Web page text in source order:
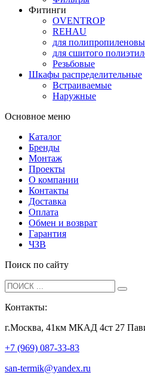
Фитинги
OVENTROP
REHAU
для
для сшитого
Резьбовые
Шкафы распределительные
Встраиваемые
Наружные
Основное меню
Каталог
Бренды
Монтаж
Проекты
О компании
Контакты
Доставка
Оплата
Обмен и возврат
Гарантия
ЧЗВ
Поиск по сайту
Контакты:
г.Москва, 41км МКАД 4ст 27
+7 (969) 087-33-83
san-termik@yandex.ru